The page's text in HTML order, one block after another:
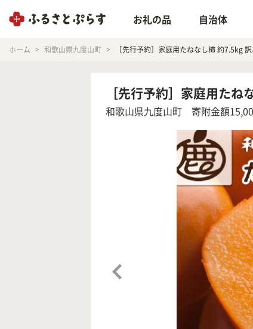
お礼の品 自治体
ホーム 和歌山県九度山町 ［先行予約］家庭用たねなし柿 約7.5kg
［先行予約］家庭用た
和歌山県九度山町 寄附金額